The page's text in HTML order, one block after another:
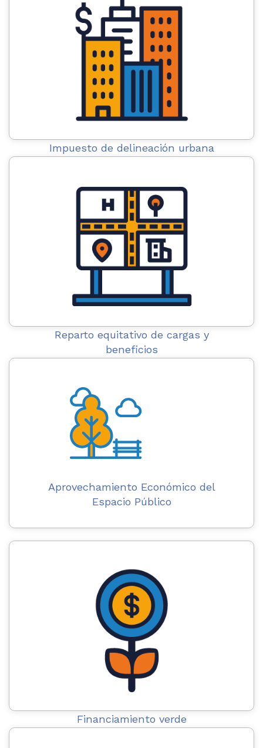
Impuesto de delineación urbana
Reparto equitativo de cargas y
beneficios
Aprovechamiento Económico del
Espacio Público
Financiamiento verde